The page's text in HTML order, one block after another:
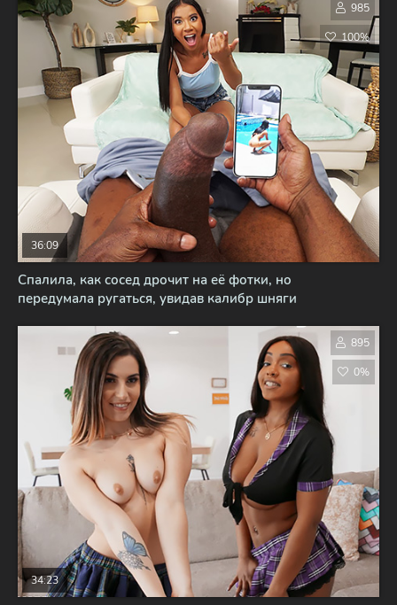
Спалила, как сосед дрочит на её фотки, но
передумала ругаться, увидав калибр шняги
36:09
985
100%
34:23
895
0%